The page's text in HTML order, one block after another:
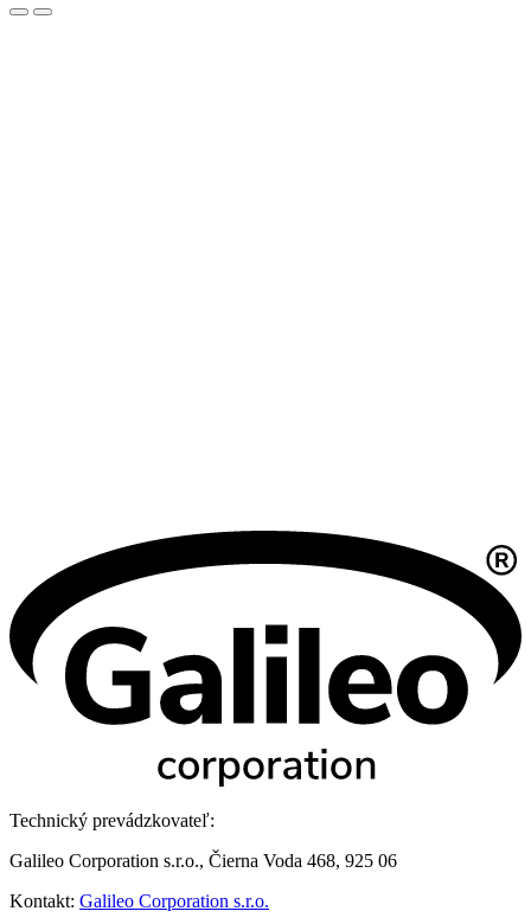
Technický prevádzkovateľ:
Galileo Corporation s.r.o., Čierna Voda 468, 925 06
Kontakt: Galileo Corporation s.r.o.